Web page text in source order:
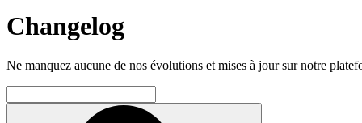
Changelog
Ne manquez aucune de nos évolutions et mises à jour sur notre